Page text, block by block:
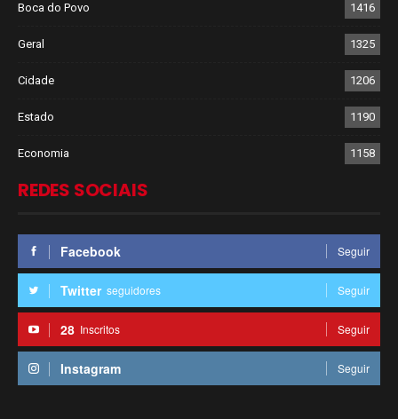
Boca do Povo 1416
Geral 1325
Cidade 1206
Estado 1190
Economia 1158
REDES SOCIAIS
Facebook Seguir
Twitter seguidores Seguir
28 Inscritos Seguir
Instagram Seguir